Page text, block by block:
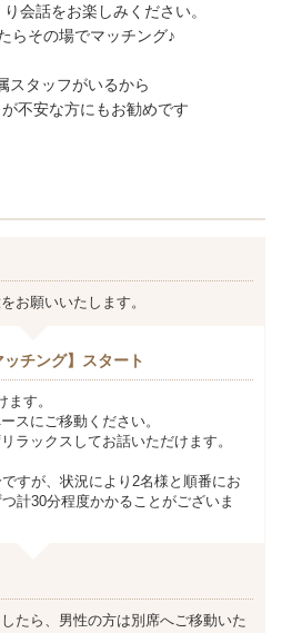
会話をお楽しみください。
らその場でマッチング♪
スタッフがいるから
不安な方にもお勧めです
お願いいたします。
ッチング】スタート
す。
スにご移動ください。
ラックスしてお話いただけます。
すが、状況により2名様と順番にお
計30分程度かかることがございま
たら、男性の方は別席へご移動いた